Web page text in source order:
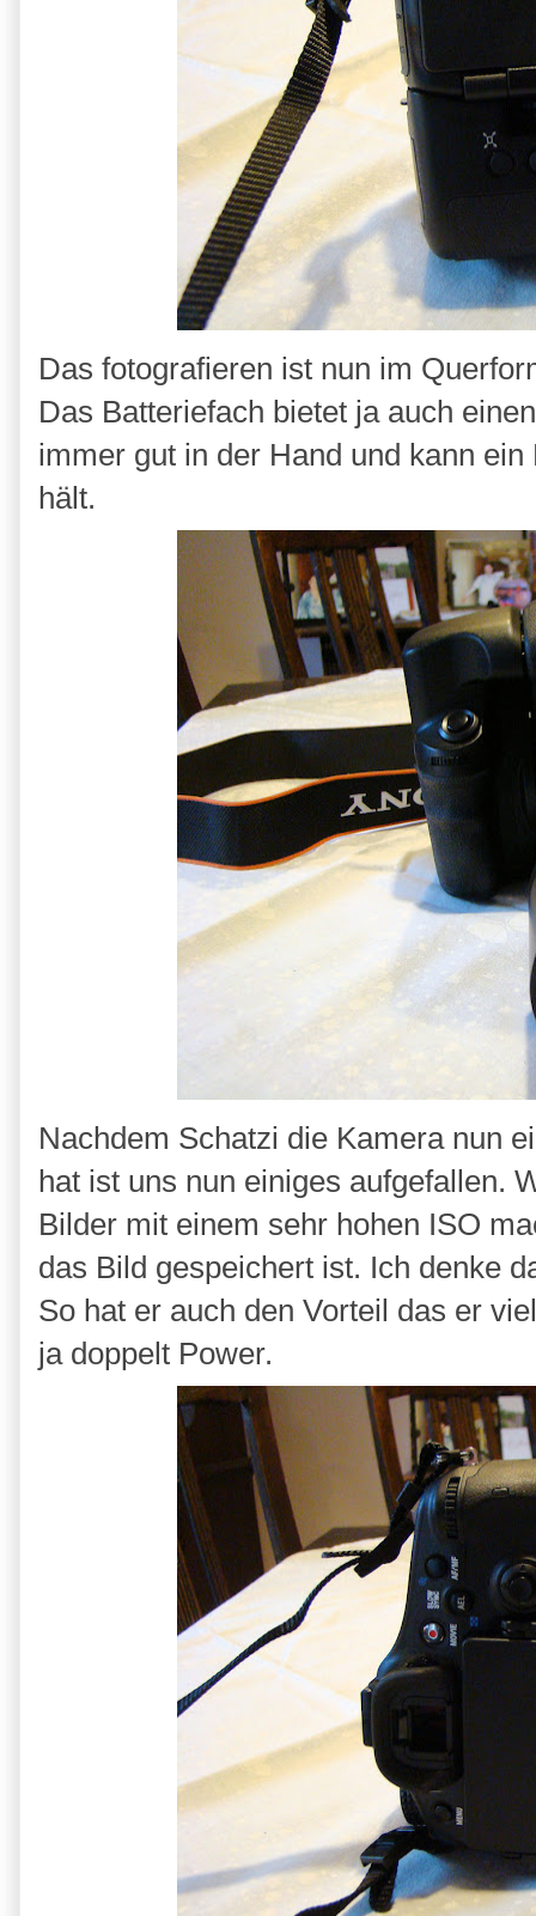
Das fotografieren ist nun im
Das Batteriefach bietet ja auch
immer gut in der Hand und kann
hält.
Nachdem Schatzi die Kamera nun
hat ist uns nun einiges aufgefallen.
Bilder mit einem sehr hohen ISO
das Bild gespeichert ist. Ich denke
So hat er auch den Vorteil das er
ja doppelt Power.